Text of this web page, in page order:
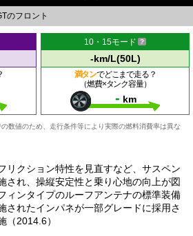
のフロント
10・15モード
-km/L(50L)
満タンでどこまで走る？
（燃費×タンク容量）
- km
数値のため、走行条件等により実際の燃料消費率は異な
リクション特性を見直すなど、サスペン
され、操縦安定性と乗り心地の向上が図
ィンタイプのルーフアンテナの標準装備
されたインパネが一部グレードに採用さ
（2014.6）